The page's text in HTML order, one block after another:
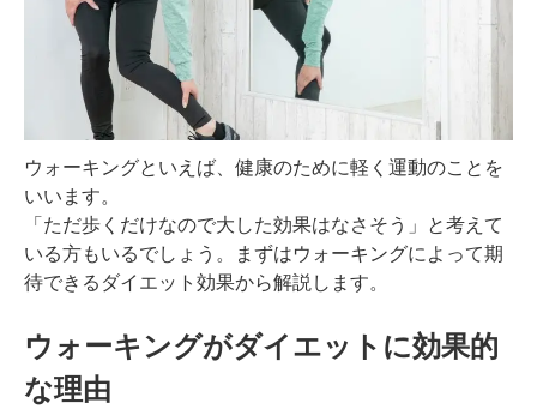
ウォーキングといえば、健康のために軽く運動のことを
いいます。
「ただ歩くだけなので大した効果はなさそう」と考えて
いる方もいるでしょう。まずはウォーキングによって期
待できるダイエット効果から解説します。
ウォーキングがダイエットに効果的
な理由